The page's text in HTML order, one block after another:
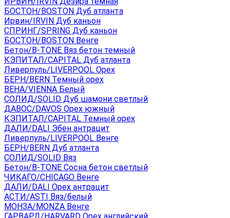
БОСТОН/BOSTON Дуб атланта
Ирвин/IRVIN Дуб каньон
СПРИНГ/SPRING Дуб каньон
БОСТОН/BOSTON Венге
Бетон/B-TONE Вяз бетон темный
КЭПИТАЛ/CAPITAL Дуб атланта
Ливерпуль/LIVERPOOL Орех
БЕРН/BERN Темный орех
ВЕНА/VIENNA Белый
СОЛИД/SOLID Дуб шамони светлый
ДАВОС/DAVOS Орех южный
КЭПИТАЛ/CAPITAL Темный орех
ДАЛИ/DALI Эбен антрацит
Ливерпуль/LIVERPOOL Венге
БЕРН/BERN Дуб атланта
СОЛИД/SOLID Вяз
Бетон/B-TONE Сосна бетон светлый
ЧИКАГО/CHICAGO Венге
ДАЛИ/DALI Орех антрацит
АСТИ/ASTI Вяз/белый
МОНЗА/MONZA Венге